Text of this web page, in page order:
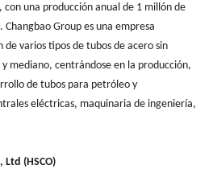
con una producción anual de 1 millón de
Group es una empresa
de varios tipos de tubos de acero sin
mediano, centrándose en la producción,
de tubos para petróleo y
eléctricas, maquinaria de ingeniería,
(HSCO)